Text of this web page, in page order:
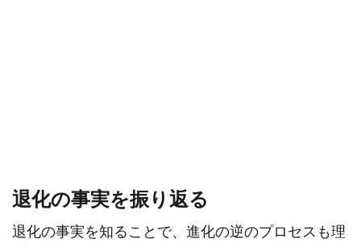
退化の事実を振り返る
退化の事実を知ることで、進化の逆のプロセスも理